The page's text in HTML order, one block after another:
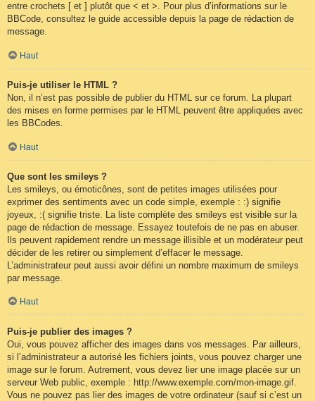
entre crochets [ et ] plutôt que < et >. Pour plus d’informations sur le
BBCode, consultez le guide accessible depuis la page de rédaction de
message.
Haut
Puis-je utiliser le HTML ?
Non, il n’est pas possible de publier du HTML sur ce forum. La plupart
des mises en forme permises par le HTML peuvent être appliquées avec
les BBCodes.
Haut
Que sont les smileys ?
Les smileys, ou émoticônes, sont de petites images utilisées pour
exprimer des sentiments avec un code simple, exemple : :) signifie
joyeux, :( signifie triste. La liste complète des smileys est visible sur la
page de rédaction de message. Essayez toutefois de ne pas en abuser.
Ils peuvent rapidement rendre un message illisible et un modérateur peut
décider de les retirer ou simplement d’effacer le message.
L’administrateur peut aussi avoir défini un nombre maximum de smileys
par message.
Haut
Puis-je publier des images ?
Oui, vous pouvez afficher des images dans vos messages. Par ailleurs,
si l’administrateur a autorisé les fichiers joints, vous pouvez charger une
image sur le forum. Autrement, vous devez lier une image placée sur un
serveur Web public, exemple : http://www.exemple.com/mon-image.gif.
Vous ne pouvez pas lier des images de votre ordinateur (sauf si c’est un